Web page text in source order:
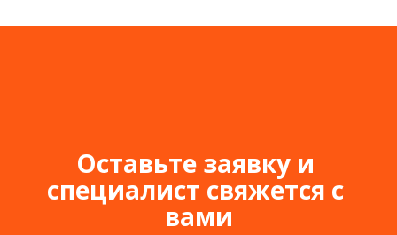
Оставьте заявку и
специалист свяжется с
вами